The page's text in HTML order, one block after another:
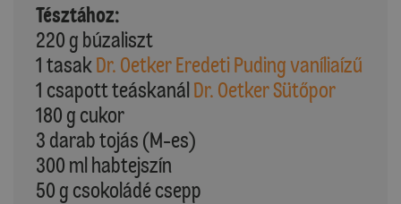
Tésztához:
220 g búzaliszt
1 tasak Dr. Oetker Eredeti Puding vaníliaízű
1 csapott teáskanálDr. Oetker Sütőpor
180 g cukor
3 darab tojás (M-es)
300 ml habtejszín
50 g csokoládé csepp